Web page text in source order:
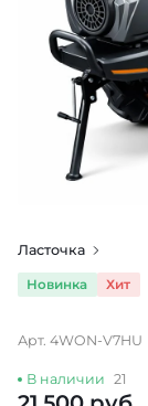
Ласточка
Новинка Хит
Арт. 4WON-V7HU
В наличии 21